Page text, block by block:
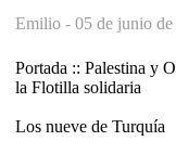
Emilio - 05 de junio
Portada :: Palestina y
la Flotilla solidaria
Los nueve de Turquía